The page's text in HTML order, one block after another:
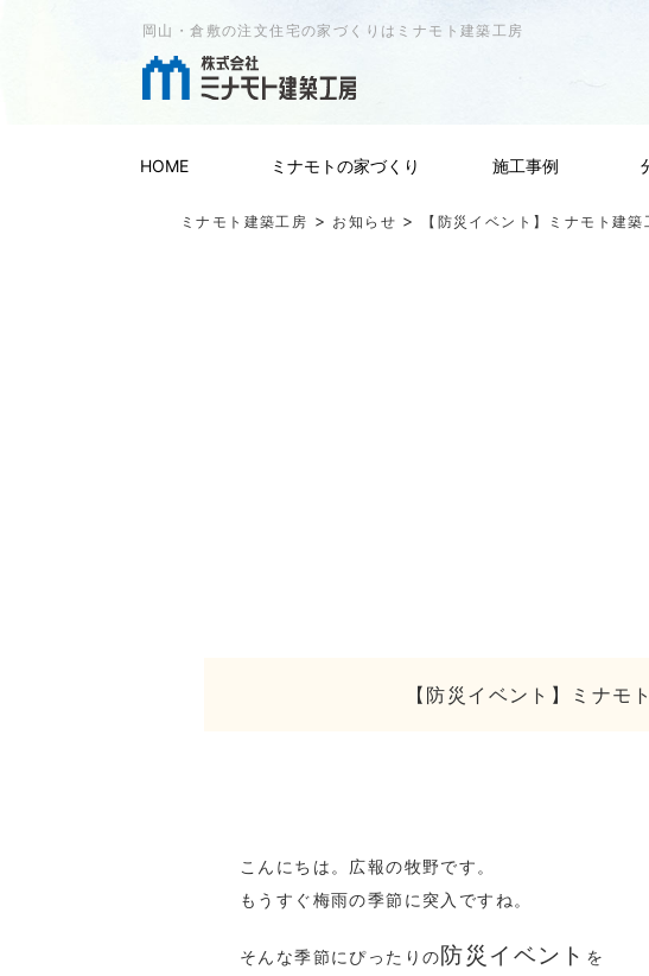
岡山・倉敷の注文住宅の家づくりはミナモト建築工房
HOME ミナモトの家づくり 施工事例
ミナモト建築工房 > お知らせ > 【防災イベント】ミナモト建
【防災イベント】ミナモ
こんにちは。広報の牧野です。
もうすぐ梅雨の季節に突入ですね。
そんな季節にぴったりの 防災イベント を